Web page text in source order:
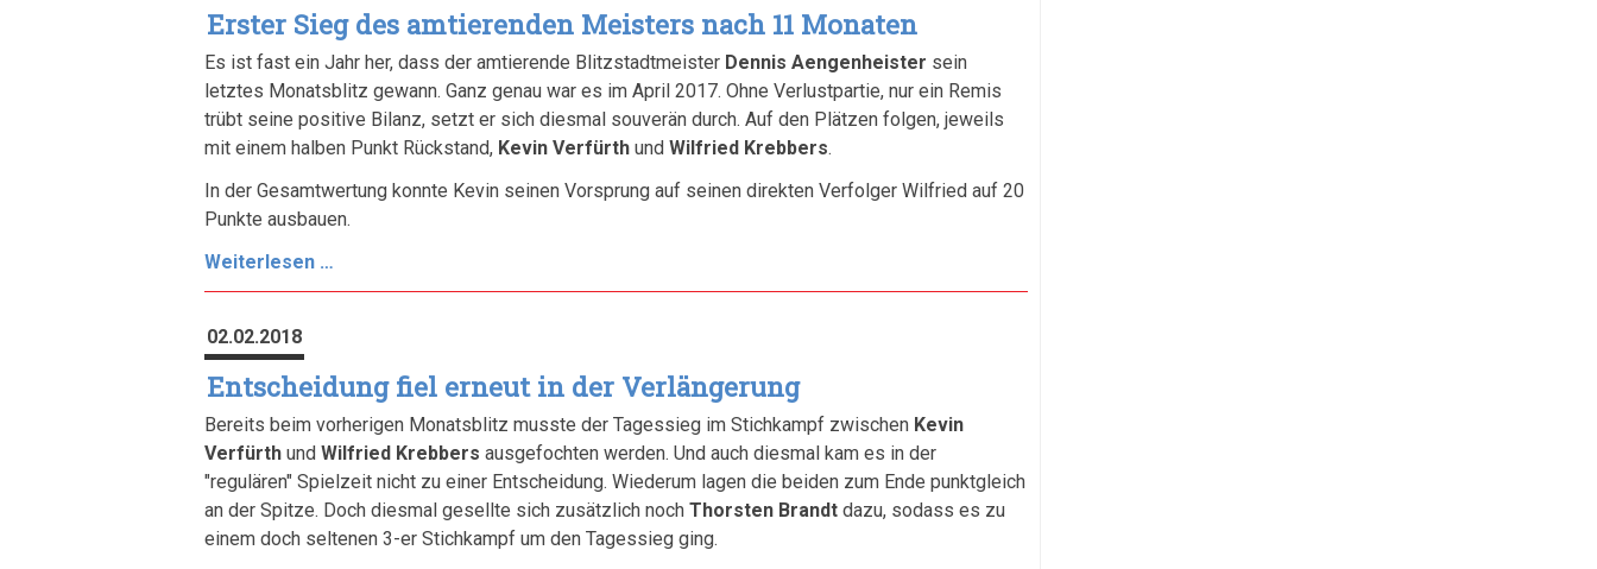
Führung
Erster Sieg des amtierenden Meisters nach 11 Monaten
Es ist fast ein Jahr her, dass der amtierende Blitzstadtmeister Dennis Aengenheister sein
letztes Monatsblitz gewann. Ganz genau war es im April 2017. Ohne Verlustpartie, nur ein Remis
trübt seine positive Bilanz, setzt er sich diesmal souverän durch. Auf den Plätzen folgen, jeweils
mit einem halben Punkt Rückstand, Kevin Verfürth und Wilfried Krebbers.
In der Gesamtwertung konnte Kevin seinen Vorsprung auf seinen direkten Verfolger Wilfried auf 20
Punkte ausbauen.
Weiterlesen …
Sieg
Meisters
nach
11
Monaten
02.02.2018
Entscheidung fiel erneut in der Verlängerung
Bereits beim vorherigen Monatsblitz musste der Tagessieg im Stichkampf zwischen Kevin
Verfürth und Wilfried Krebbers ausgefochten werden. Und auch diesmal kam es in der
"regulären" Spielzeit nicht zu einer Entscheidung. Wiederum lagen die beiden zum Ende punktgleich
an der Spitze. Doch diesmal gesellte sich zusätzlich noch Thorsten Brandt dazu, sodass es zu
einem doch seltenen 3-er Stichkampf um den Tagessieg ging.